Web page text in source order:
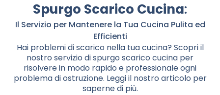
Spurgo Scarico Cucina:
Il Servizio per Mantenere la Tua Cucina Pulita ed
Efficienti
Hai problemi di scarico nella tua cucina? Scopri il
nostro servizio di spurgo scarico cucina per
risolvere in modo rapido e professionale ogni
problema di ostruzione. Leggi il nostro articolo per
saperne di più.